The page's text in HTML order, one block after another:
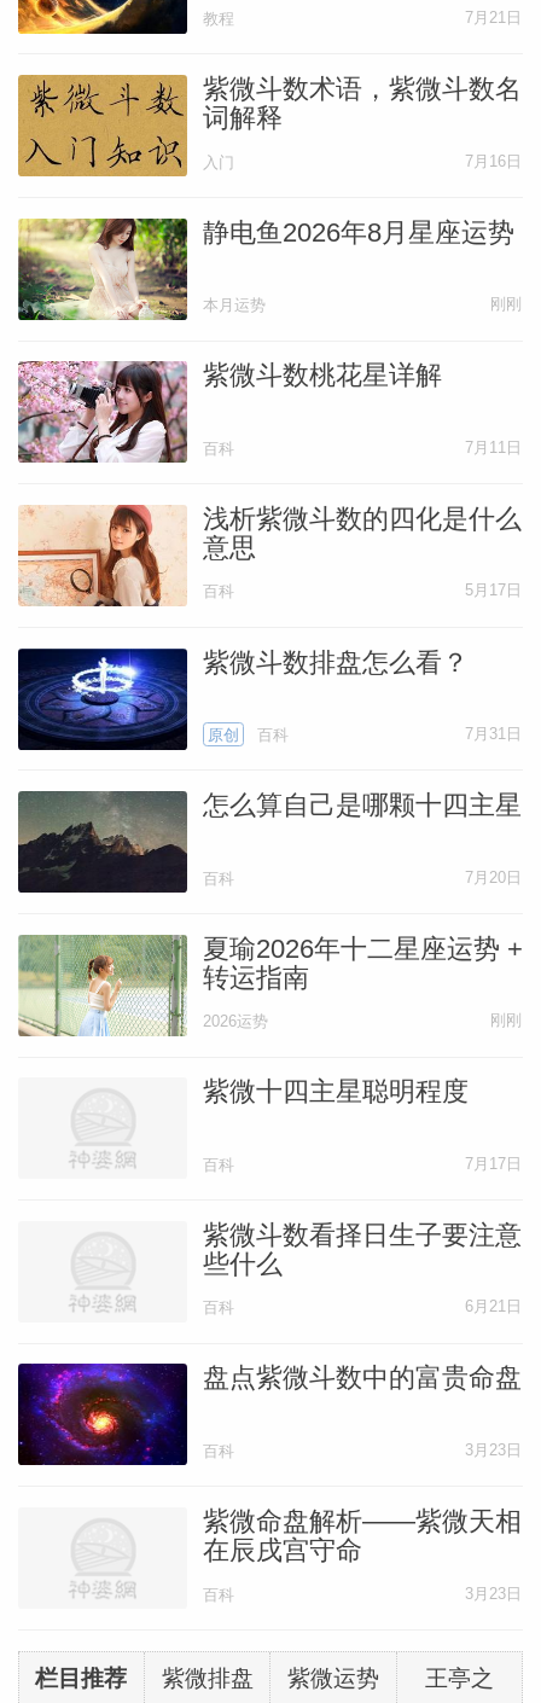
教程 7月21日
紫微斗数术语，紫微斗数名
词解释
入门 7月16日
静电鱼2026年8月星座运势
本月运势 刚刚
紫微斗数桃花星详解
百科 7月11日
浅析紫微斗数的四化是什么
意思
百科 5月17日
紫微斗数排盘怎么看？
原创 百科 7月31日
怎么算自己是哪颗十四主星
百科 7月20日
夏瑜2026年十二星座运势 +
转运指南
2026运势 刚刚
紫微十四主星聪明程度
百科 7月17日
紫微斗数看择日生子要注意
些什么
百科 6月21日
盘点紫微斗数中的富贵命盘
百科 3月23日
紫微命盘解析——紫微天相
在辰戌宫守命
百科 3月23日
栏目推荐 紫微排盘 紫微运势 王亭之